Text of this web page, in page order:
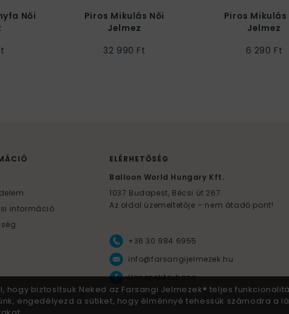
Női
Piros Mikulás Női
Jelmez
32 990 Ft
Piros Mikulás
Jelmez
6 290 Ft
információ
ELÉRHETŐSÉG
Balloon World Hungary Kft.
1037 Budapest, Bécsi út 267.
Az oldal üzemeltetője – nem átadó pont!
+36 30 984 6955
info@farsangijelmezek.hu
UnnepekAruhaza
hogy biztosítsuk Neked az Farsangi Jelmezek® teljes
engedélyezd a sütiket, hogy élménnyé tehessük számodra a